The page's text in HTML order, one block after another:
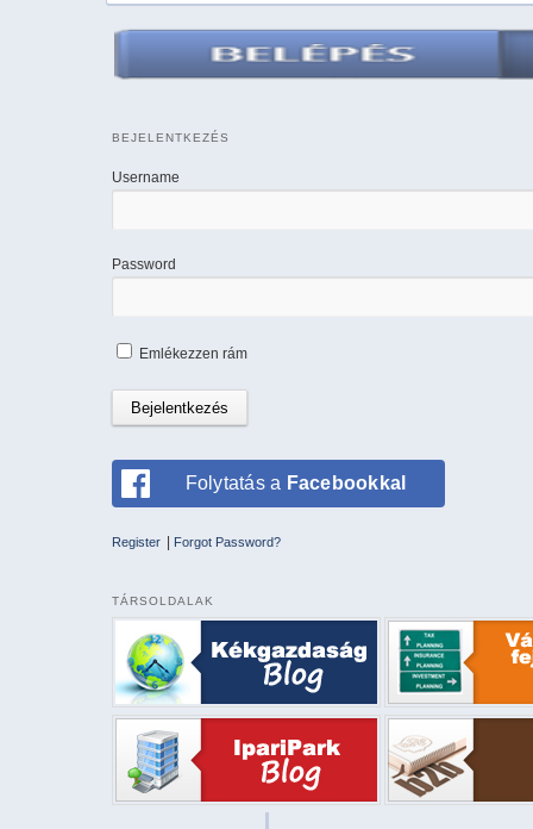
BEJELENTKEZÉS
Username
Password
Emlékezzen rám
Folytatás a Facebookkal
Register Forgot Password?
TÁRSOLDALAK